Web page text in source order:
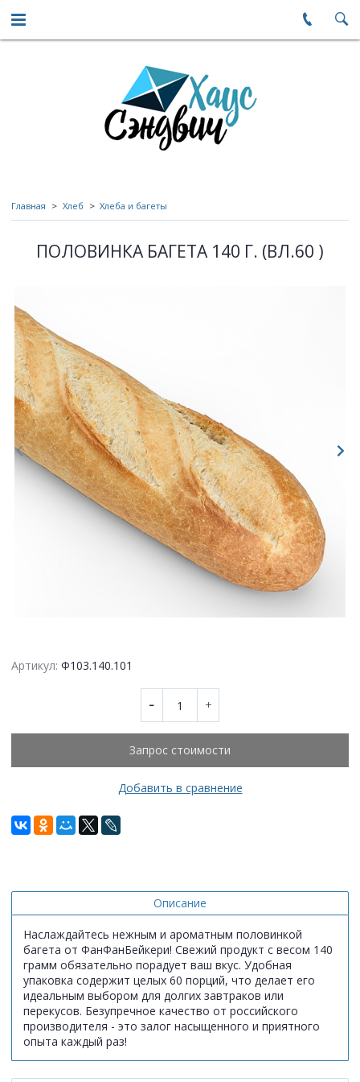
Главная Хлеб Хлеба и багеты
ПОЛОВИНКА БАГЕТА 140 Г. (ВЛ.60 )
Артикул: Ф103.140.101
Запрос стоимости
Добавить в сравнение
Описание
Наслаждайтесь нежным и ароматным половинкой
багета от ФанФанБейкери! Свежий продукт с весом 140
грамм обязательно порадует ваш вкус. Удобная
упаковка содержит целых 60 порций, что делает его
идеальным выбором для долгих завтраков или
перекусов. Безупречное качество от российского
производителя - это залог насыщенного и приятного
опыта каждый раз!